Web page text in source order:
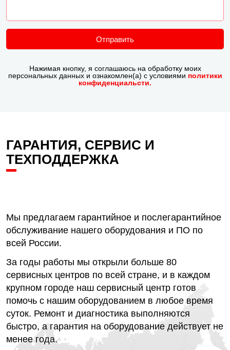
Отправить
Нажимая кнопку, я соглашаюсь на обработку моих
персональных данных и ознакомлен(а) с условиями политики
конфиденциальсти.
ГАРАНТИЯ, СЕРВИС И
ТЕХПОДДЕРЖКА
Мы предлагаем гарантийное и послегарантийное
обслуживание нашего оборудования и ПО по
всей России.
За годы работы мы открыли больше 80
сервисных центров по всей стране, и в каждом
крупном городе наш сервисный центр готов
помочь с нашим оборудованием в любое время
суток. Ремонт и диагностика выполняются
быстро, а гарантия на оборудование действует не
менее года.